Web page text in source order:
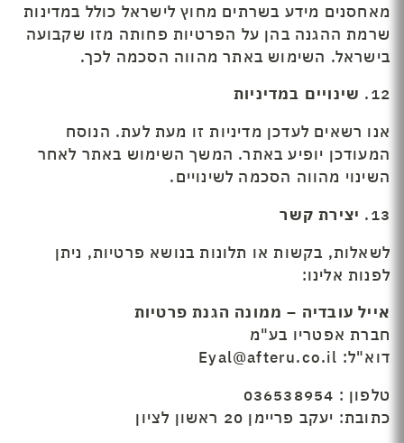
מאחסנים מידע בשרתים מחוץ לישראל כולל במדינות
שרמת ההגנה בהן על הפרטיות פחותה מזו שקבועה
בישראל. השימוש באתר מהווה הסכמה לכך.
12.
שינויים במדיניות
אנו רשאים לעדכן מדיניות זו מעת לעת. הנוסח
המעודכן יופיע באתר. המשך השימוש באתר לאחר
השינוי מהווה הסכמה לשינויים.
13.
יצירת קשר
לשאלות, בקשות או תלונות בנושא פרטיות, ניתן
לפנות אלינו:
אייל עובדיה – ממונה הגנת פרטיות
חברת אפטריו בע"מ
דוא"ל: Eyal@afteru.co.il
טלפון : 036538954
כתובת: יעקב פריימן 20 ראשון לציון​​